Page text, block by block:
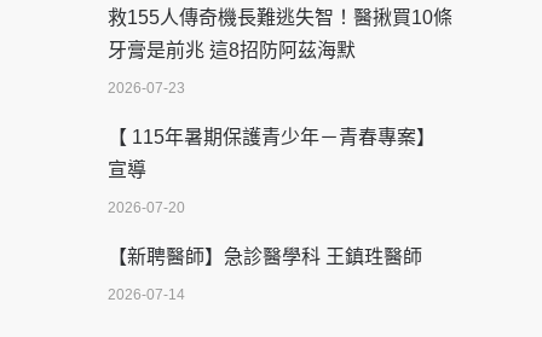
救155人傳奇機長難逃失智！醫揪買10條
牙膏是前兆 這8招防阿茲海默
2026-07-23
【 115年暑期保護青少年－青春專案】
宣導
2026-07-20
【新聘醫師】急診醫學科 王鎮珄醫師
2026-07-14